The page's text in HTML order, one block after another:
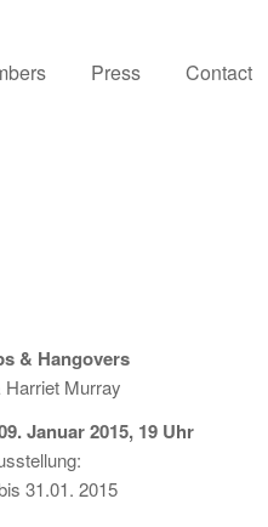
Press Contact
& Hangovers
Harriet Murray
Januar 2015, 19 Uhr
31.01. 2015